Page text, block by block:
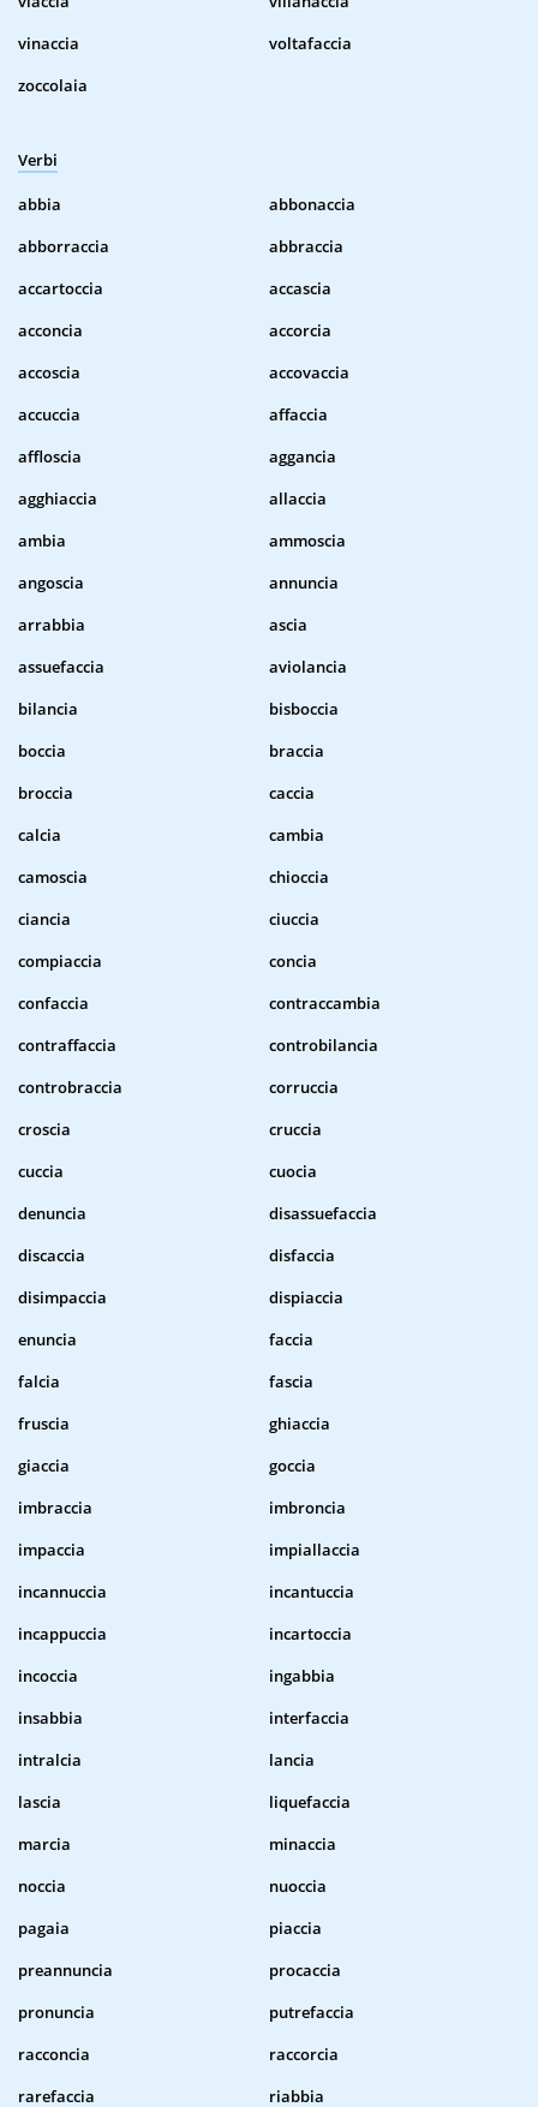
vinaccia
voltafaccia
zoccolaia
Verbi
abbia
abbonaccia
abborraccia
abbraccia
accartoccia
accascia
acconcia
accorcia
accoscia
accovaccia
accuccia
affaccia
affloscia
aggancia
agghiaccia
allaccia
ambia
ammoscia
angoscia
annuncia
arrabbia
ascia
assuefaccia
aviolancia
bilancia
bisboccia
boccia
braccia
broccia
caccia
calcia
cambia
camoscia
chioccia
ciancia
ciuccia
compiaccia
concia
confaccia
contraccambia
contraffaccia
controbilancia
controbraccia
corruccia
croscia
cruccia
cuccia
cuocia
denuncia
disassuefaccia
discaccia
disfaccia
disimpaccia
dispiaccia
enuncia
faccia
falcia
fascia
fruscia
ghiaccia
giaccia
goccia
imbraccia
imbroncia
impaccia
impiallaccia
incannuccia
incantuccia
incappuccia
incartoccia
incoccia
ingabbia
insabbia
interfaccia
intralcia
lancia
lascia
liquefaccia
marcia
minaccia
noccia
nuoccia
pagaia
piaccia
preannuncia
procaccia
pronuncia
putrefaccia
racconcia
raccorcia
rarefaccia
riabbia